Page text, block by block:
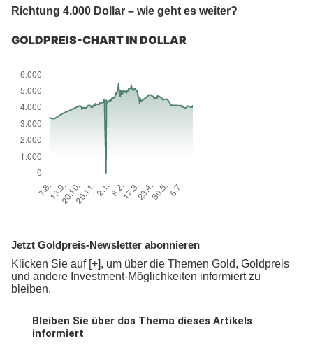
Richtung 4.000 Dollar – wie geht es weiter?
GOLDPREIS-CHART IN DOLLAR
Jetzt Goldpreis-Newsletter abonnieren
Klicken Sie auf [+], um über die Themen Gold, Goldpreis
und andere Investment-Möglichkeiten informiert zu
bleiben.
Bleiben Sie über das Thema dieses Artikels
informiert